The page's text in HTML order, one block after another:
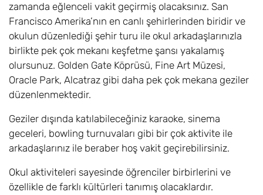
zamanda eğlenceli vakit geçirmiş olacaksınız. San
Francisco Amerika’nın en canlı şehirlerinden biridir ve
okulun düzenlediği şehir turu ile okul arkadaşlarınızla
birlikte pek çok mekanı keşfetme şansı yakalamış
olursunuz. Golden Gate Köprüsü, Fine Art Müzesi,
Oracle Park, Alcatraz gibi daha pek çok mekana geziler
düzenlenmektedir.
Geziler dışında katılabileceğiniz karaoke, sinema
geceleri, bowling turnuvaları gibi bir çok aktivite ile
arkadaşlarınız ile beraber hoş vakit geçirebilirsiniz.
Okul aktiviteleri sayesinde öğrenciler birbirlerini ve
özellikle de farklı kültürleri tanımış olacaklardır.